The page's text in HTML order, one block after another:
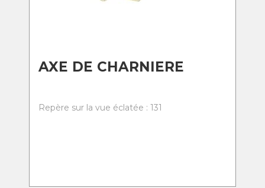
AXE DE CHARNIERE
Repère sur la vue éclatée : 131